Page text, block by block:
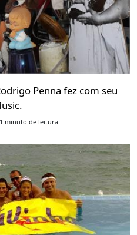
Penna fez com seu
1 minuto de leitura